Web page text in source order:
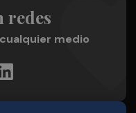
redes
medio